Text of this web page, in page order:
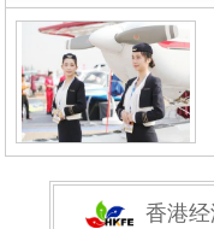
香港经